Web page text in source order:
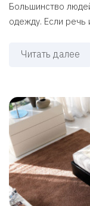
Большинство
одежду. Если речь
Читать далее